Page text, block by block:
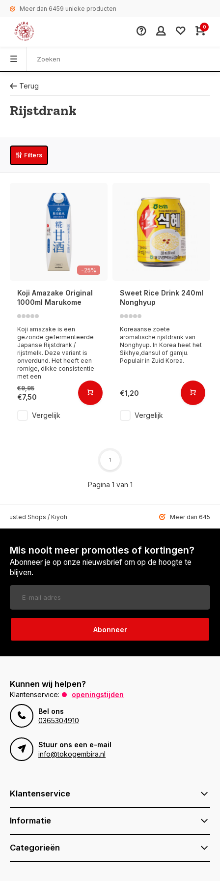
Meer dan 6459 unieke producten
0
Terug
Rijstdrank
Filters
-25%
Koji Amazake Original
1000ml Marukome
Koji amazake is een
gezonde gefermenteerde
Japanse Rijstdrank /
rijstmelk. Deze variant is
onverdund. Het heeft een
romige, dikke consistentie
met een
€9,95
€7,50
Vergelijk
Sweet Rice Drink 240ml
Nonghyup
Koreaanse zoete
aromatische rijstdrank van
Nonghyup. In Korea heet het
Sikhye,dansul of gamju.
Populair in Zuid Korea.
€1,20
Vergelijk
Pagina 1 van 1
1
Shops / Kiyoh Meer dan 6459
Mis nooit meer promoties of kortingen?
Abonneer je op onze nieuwsbrief om op de hoogte te
blijven.
Abonneer
Kunnen wij helpen?
Klantenservice:
openingstijden
Bel ons
0365304910
Stuur ons een e-mail
info@tokogembira.nl
Klantenservice
Informatie
Categorieën